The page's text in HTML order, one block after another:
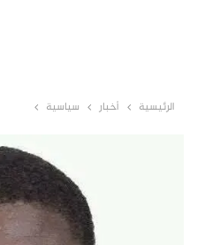
الرئيسية أخبار سياسية